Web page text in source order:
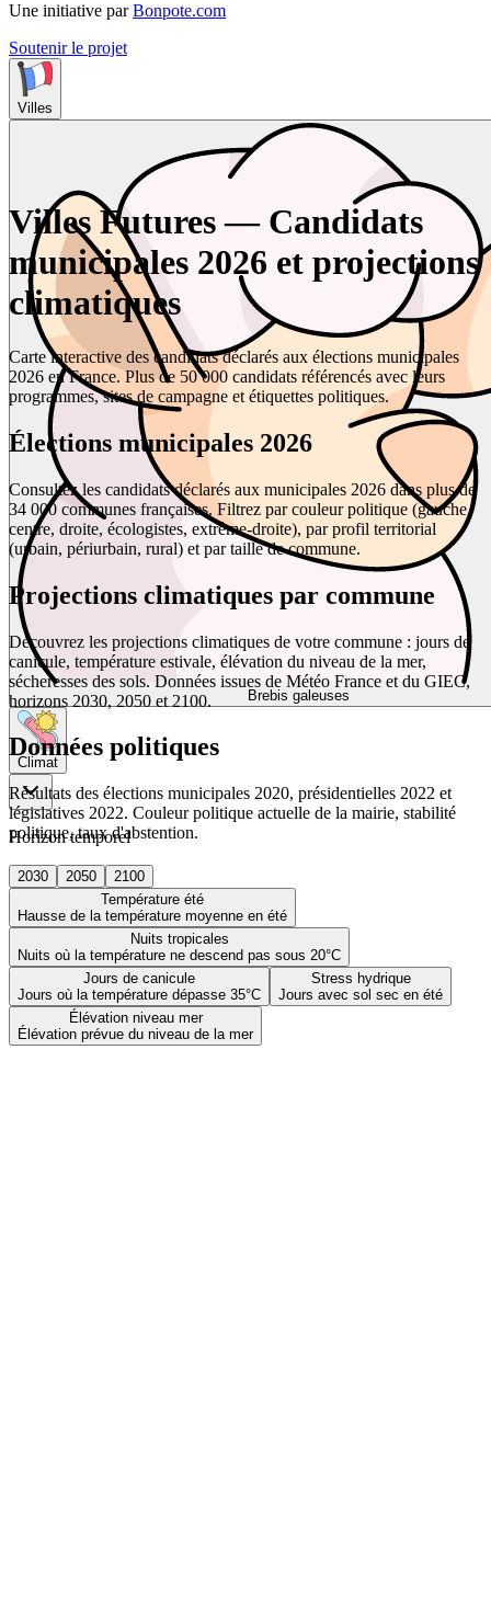
Une initiative par Bonpote.com
Soutenir le projet
Villes
Brebis galeuses
Climat
Horizon temporel
2030 2050
2100
Température été
Hausse de la température moyenne en été
Nuits tropicales
Nuits où la température ne descend pas sous 20°C
Jours de canicule
Jours où la température dépasse 35°C
Stress hydrique
Jours avec sol sec en été
Élévation niveau mer
Élévation prévue du niveau de la mer
Villes Futures — Candidats
municipales 2026 et projections
climatiques
Carte interactive des candidats déclarés aux élections municipales
2026 en France. Plus de 50 000 candidats référencés avec leurs
programmes, sites de campagne et étiquettes politiques.
Élections municipales 2026
Consultez les candidats déclarés aux municipales 2026 dans plus de
34 000 communes françaises. Filtrez par couleur politique (gauche,
centre, droite, écologistes, extrême-droite), par profil territorial
(urbain, périurbain, rural) et par taille de commune.
Projections climatiques par commune
Découvrez les projections climatiques de votre commune : jours de
canicule, température estivale, élévation du niveau de la mer,
sécheresses des sols. Données issues de Météo France et du GIEC,
horizons 2030, 2050 et 2100.
Données politiques
Résultats des élections municipales 2020, présidentielles 2022 et
législatives 2022. Couleur politique actuelle de la mairie, stabilité
politique, taux d'abstention.